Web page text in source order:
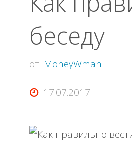
беседу
от MoneyWman
17.07.2017